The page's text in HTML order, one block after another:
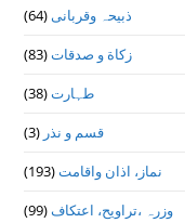
ذبیحہ وقربانی(64)
زکاة و صدقات(83)
طہارت(38)
قسم و نذر (3)
نماز، اذان واقامت(193)
وزرہ ،تراويح، اعتكاف(99)